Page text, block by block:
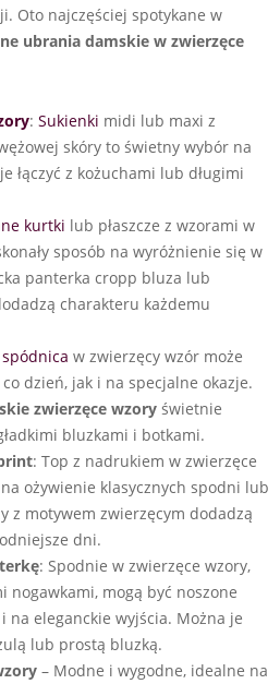
Oto najczęściej spotykane w
ubrania damskie w zwierzęce
: Sukienki midi lub maxi z
skóry to świetny wybór na
łączyć z kożuchami lub długimi
kurtki lub płaszcze z wzorami w
sposób na wyróżnienie się w
panterka cropp bluza lub
charakteru każdemu
spódnica w zwierzęcy wzór może
dzień, jak i na specjalne okazje.
zwierzęce wzory świetnie
bluzkami i botkami.
: Top z nadrukiem w zwierzęce
ożywienie klasycznych spodni lub
z motywem zwierzęcym dodadzą
dni.
: Spodnie w zwierzęce wzory,
nogawkami, mogą być noszone
na eleganckie wyjścia. Można je
lub prostą bluzką.
– Modne i wygodne, idealne na